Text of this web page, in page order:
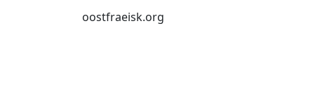
oostfraeisk.org